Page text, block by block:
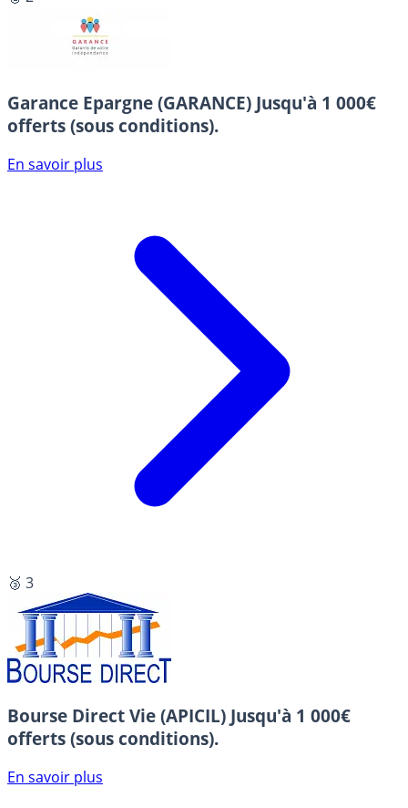
Garance Epargne (GARANCE) Jusqu'à 1 000€
offerts (sous conditions).
En savoir plus
🥉 3
Bourse Direct Vie (APICIL) Jusqu'à 1 000€
offerts (sous conditions).
En savoir plus